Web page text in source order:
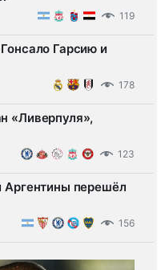
119
Гарсию и
178
«Ливерпуля»,
123
Аргентины перешёл
156